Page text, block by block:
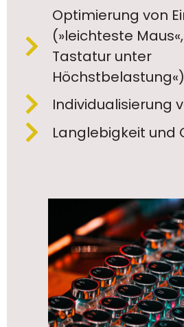
Optimierung von
(»leichteste
Tastatur unter
Höchstbelastung«)
Individualisierung
Langlebigkeit und